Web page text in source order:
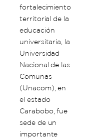
fortalecimiento
territorial de la
educación
universitaria, la
Universidad
Nacional de las
Comunas
(Unacom), en
el estado
Carabobo, fue
sede de un
importante